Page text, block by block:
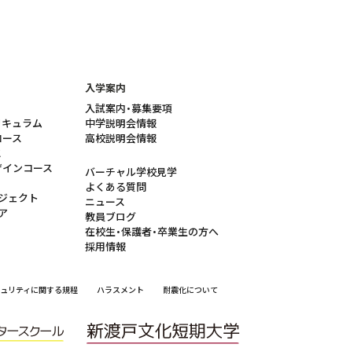
ュラム
ス
ンコース
ェクト
入学案内
入試案内・募集要項
中学説明会情報
高校説明会情報
バーチャル学校見学
よくある質問
ニュース
教員ブログ
在校生・保護者・卒業生の方へ
採用情報
リティに関する規程 ハラスメント 耐震化について